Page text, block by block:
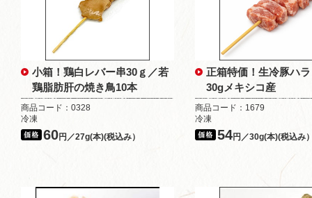
小箱！鶏白レバー串30ｇ／若
鶏脂肪肝の焼き鳥10本
商品コード：0328
冷凍
60円／27g(本)(税込み）
正箱特価！生冷豚ハ
30gメキシコ産
商品コード：1679
冷凍
54円／30g(本)(税込み